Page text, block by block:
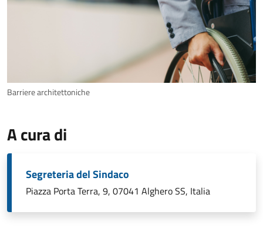
Barriere architettoniche
A cura di
Segreteria del Sindaco
Piazza Porta Terra, 9, 07041 Alghero SS, Italia